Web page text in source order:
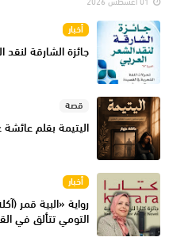
01 أغسطس 2026
أخبار
جائزة الشارقة
قصة
اليتيمة بقلم عائشة
أخبار
رواية «البية قمر
التومي تتألق في